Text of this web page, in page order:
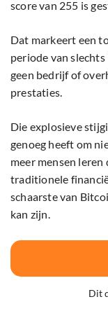
score van 255 is
Dat markeert een
periode van
geen bedrijf of
prestaties.
Die explosieve
genoeg heeft om
meer mensen
traditionele
schaarste van
kan zijn.
Dit